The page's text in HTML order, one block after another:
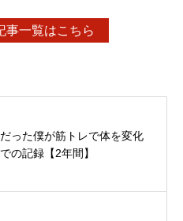
事一覧はこちら
った僕が筋トレで体を変化
の記録【2年間】